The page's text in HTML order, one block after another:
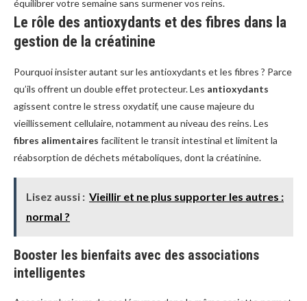
équilibrer votre semaine sans surmener vos reins.
Le rôle des antioxydants et des fibres dans la
gestion de la créatinine
Pourquoi insister autant sur les antioxydants et les fibres ? Parce
qu’ils offrent un double effet protecteur. Les antioxydants
agissent contre le stress oxydatif, une cause majeure du
vieillissement cellulaire, notamment au niveau des reins. Les
fibres alimentaires facilitent le transit intestinal et limitent la
réabsorption de déchets métaboliques, dont la créatinine.
Lisez aussi : Vieillir et ne plus supporter les autres :
normal ?
Booster les bienfaits avec des associations
intelligentes